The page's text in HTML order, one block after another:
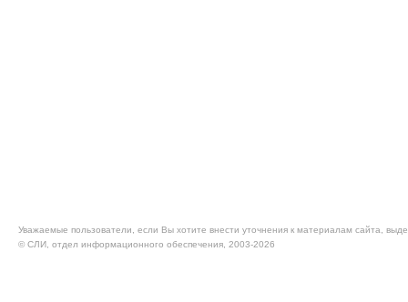
Уважаемые пользователи, если Вы хотите внести уточнения к материалам сайта,
© CЛИ, отдел информационного обеспечения, 2003-2026